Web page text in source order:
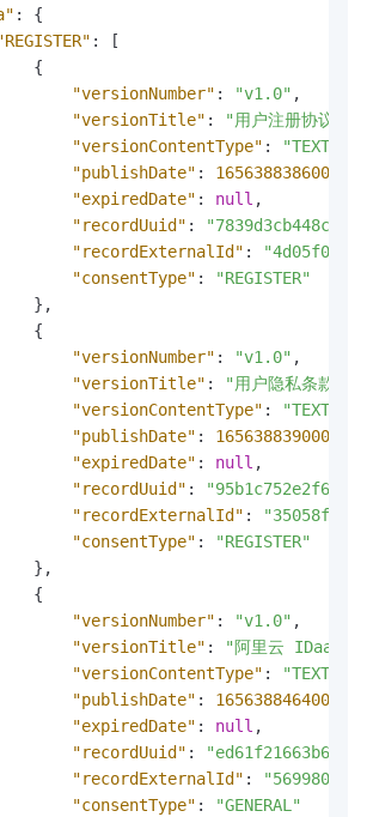
:
{
:
[
{
"versionNumber" : "v1.0" ,
"versionTitle" :
"用户注册协议
"versionContentType" : "TEXT"
"publishDate" : 1656388386000
"expiredDate" : null ,
"recordUuid" :
"recordExternalId" :
"4d05f0fe-
"consentType" :
"REGISTER"
} ,
{
"versionNumber" : "v1.0" ,
"versionTitle" :
"用户隐私条款
"versionContentType" : "TEXT"
"publishDate" : 1656388390000
"expiredDate" : null ,
"recordUuid" :
"recordExternalId" :
"35058f6e-
"consentType" :
"REGISTER"
} ,
{
"versionNumber" : "v1.0" ,
"versionTitle" :
"阿里云 IDaaS
"versionContentType" : "TEXT"
"publishDate" : 1656388464000
"expiredDate" : null ,
"recordUuid" :
"recordExternalId" :
"569980f9-
"consentType" :
"GENERAL"